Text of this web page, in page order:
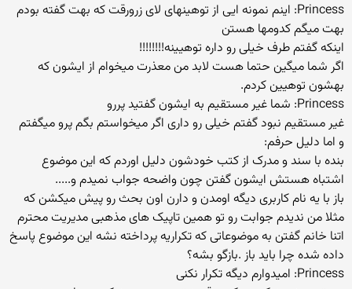
Princess: اینم نمونه ایی از توهینهای لای زرورقت که بهت گفته بودم
بهت میگم کدومها هستن
اینکه گفتم طرف خیلی رو داره توهیینه!!!!!!!!
اگر شما میگین حتما هست لابد من معذرت میخوام از ایشون که
بهشون توهیین کردم.
Princess: شما غیر مستقیم به ایشون گفتید پررو
غیر مستقیم نبود گفتم خیلی رو داری اگر میخواستم بگم پرو میگفتم
و اما دلیل حرفم:
بنده با سند و مدرک از کتب خودشون دلیل اوردم که این موضوع
اشتباه هستش ایشون گفتن چون واضحه جواب نمیدم و.....
باز با یه نام کاربری دیگه اومدن و دارن اون بحث رو پیش میکشن که
مثلا من ندیدم جوابت رو تو همین تاپیک های مذهبی مدیریت محترم
اتنا خانم گفتن به موضوعاتی که تکراریه پرداخته نشه این موضوع پاسخ
داده شده چرا باید باز .بازگو بشه؟
Princess: امیدوارم دیگه تکرار نکنی